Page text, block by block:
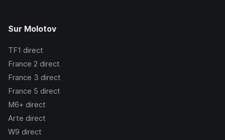
Sur Molotov
TF1 direct
France 2 direct
France 3 direct
France 5 direct
M6+ direct
Arte direct
W9 direct